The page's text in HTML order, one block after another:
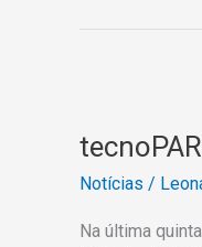
Notícias /
Na última
Embaixada
do
Exploram